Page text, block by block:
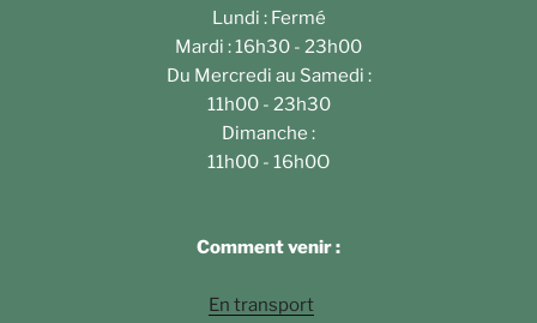
Lundi : Fermé
Mardi : 16h30 - 23h00
Du Mercredi au Samedi :
11h00 - 23h30
Dimanche :
11h00 - 16h0O
Comment venir :
En transport